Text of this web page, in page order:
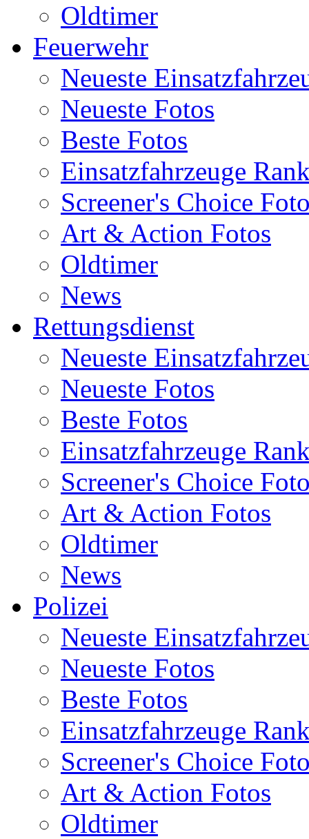
Oldtimer
Feuerwehr
Neueste
Neueste Fotos
Beste Fotos
Einsatzfahrzeuge
Screener's Choice
Art & Action Fotos
Oldtimer
News
Rettungsdienst
Neueste
Neueste Fotos
Beste Fotos
Einsatzfahrzeuge
Screener's Choice
Art & Action Fotos
Oldtimer
News
Polizei
Neueste
Neueste Fotos
Beste Fotos
Einsatzfahrzeuge
Screener's Choice
Art & Action Fotos
Oldtimer